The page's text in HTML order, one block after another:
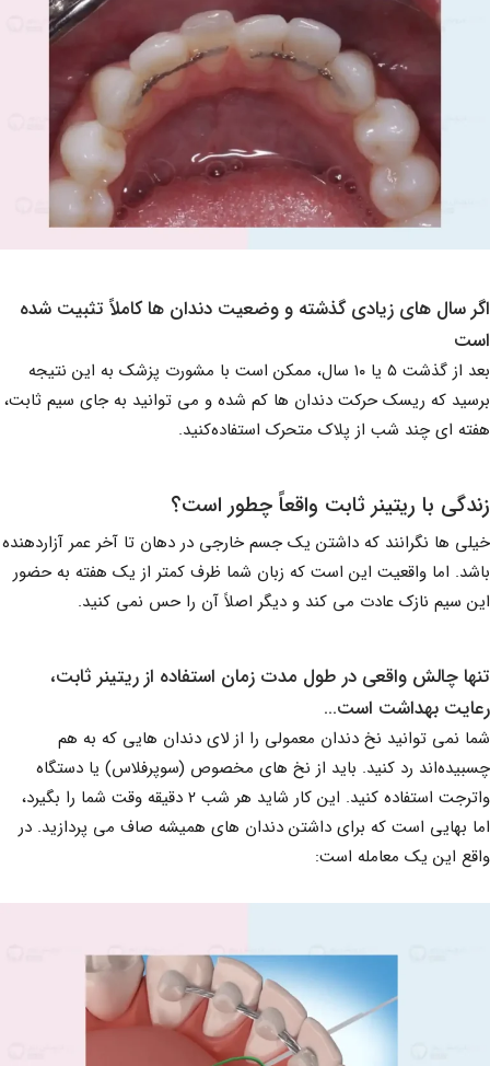
اگر سال های زیادی گذشته و وضعیت دندان ها کاملاً تثبیت شده
است
بعد از گذشت ۵ یا ۱۰ سال، ممکن است با مشورت پزشک به این نتیجه
برسید که ریسک حرکت دندان ها کم شده و می توانید به جای سیم ثابت،
هفته ای چند شب از پلاک متحرک استفاده‌کنید.
زندگی با ریتینر ثابت واقعاً چطور است؟
خیلی ها نگرانند که داشتن یک جسم خارجی در دهان تا آخر عمر آزاردهنده
باشد. اما واقعیت این است که زبان شما ظرف کمتر از یک هفته به حضور
این سیم نازک عادت می کند و دیگر اصلاً آن را حس نمی کنید.
تنها چالش واقعی در طول مدت زمان استفاده از ریتینر ثابت،
رعایت بهداشت است…
شما نمی توانید نخ دندان معمولی را از لای دندان هایی که به هم
چسبیده‌اند رد کنید. باید از نخ های مخصوص (سوپرفلاس) یا دستگاه
واترجت استفاده کنید. این کار شاید هر شب ۲ دقیقه وقت شما را بگیرد،
اما بهایی است که برای داشتن دندان های همیشه صاف می پردازید. در
واقع این یک معامله است: